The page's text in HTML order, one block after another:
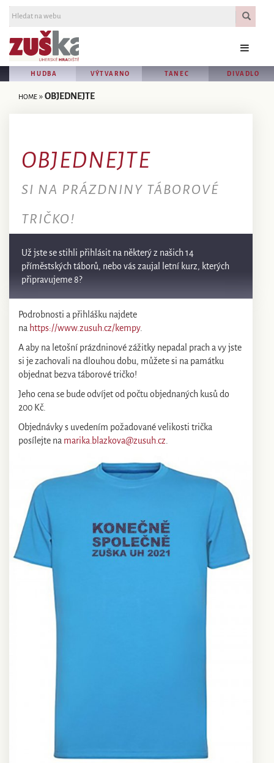
HUDBA VÝTVARNO TANEC DIVADLO
HOME »OBJEDNEJTE
OBJEDNEJTE
SI NA PRÁZDNINY TÁBOROVÉ
TRIČKO!
Už jste se stihli přihlásit na některý z našich 14
příměstských táborů, nebo vás zaujal letní kurz, kterých
připravujeme 8?
Podrobnosti a přihlášku najdete
na https://www.zusuh.cz/kempy.
A aby na letošní prázdninové zážitky nepadal prach a vy jste
si je zachovali na dlouhou dobu, můžete si na památku
objednat bezva táborové tričko!
Jeho cena se bude odvíjet od počtu objednaných kusů do
200 Kč.
Objednávky s uvedením požadované velikosti trička
posílejte na marika.blazkova@zusuh.cz